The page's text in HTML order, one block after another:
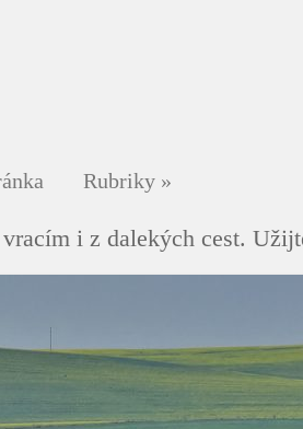
Rubriky »
i z dalekých cest.